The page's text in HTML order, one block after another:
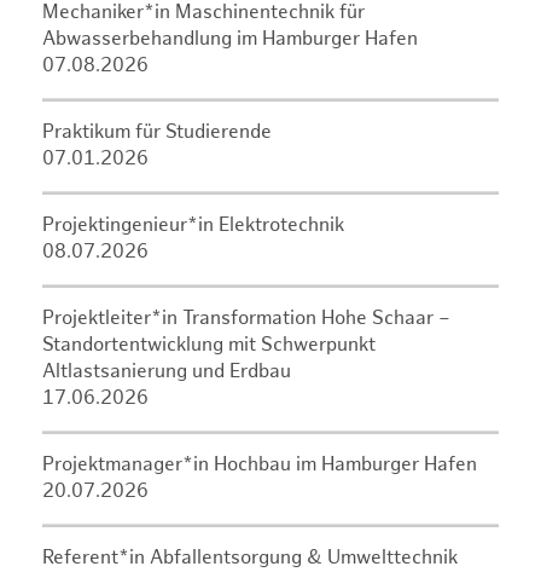
Mechaniker*in Maschinentechnik für
Abwasserbehandlung im Hamburger Hafen
07.08.2026
Praktikum für Studierende
07.01.2026
Projektingenieur*in Elektrotechnik
08.07.2026
Projektleiter*in Transformation Hohe Schaar –
Standortentwicklung mit Schwerpunkt
Altlastsanierung und Erdbau
17.06.2026
Projektmanager*in Hochbau im Hamburger Hafen
20.07.2026
Referent*in Abfallentsorgung & Umwelttechnik